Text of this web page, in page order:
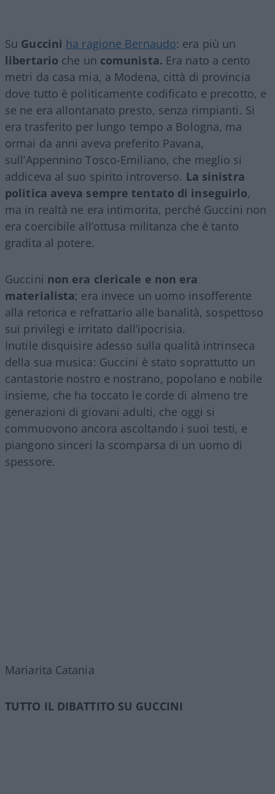
Su Guccini ha ragione Bernaudo: era più un
libertario che un comunista. Era nato a cento
metri da casa mia, a Modena, città di provincia
dove tutto è politicamente codificato e precotto, e
se ne era allontanato presto, senza rimpianti. Si
era trasferito per lungo tempo a Bologna, ma
ormai da anni aveva preferito Pavana,
sull’Appennino Tosco-Emiliano, che meglio si
addiceva al suo spirito introverso. La sinistra
politica aveva sempre tentato di inseguirlo,
ma in realtà ne era intimorita, perché Guccini non
era coercibile all’ottusa militanza che è tanto
gradita al potere.
Guccini non era clericale e non era
materialista; era invece un uomo insofferente
alla retorica e refrattario alle banalità, sospettoso
sui privilegi e irritato dall’ipocrisia.
Inutile disquisire adesso sulla qualità intrinseca
della sua musica: Guccini è stato soprattutto un
cantastorie nostro e nostrano, popolano e nobile
insieme, che ha toccato le corde di almeno tre
generazioni di giovani adulti, che oggi si
commuovono ancora ascoltando i suoi testi, e
piangono sinceri la scomparsa di un uomo di
spessore.
Mariarita Catania
TUTTO IL DIBATTITO SU GUCCINI